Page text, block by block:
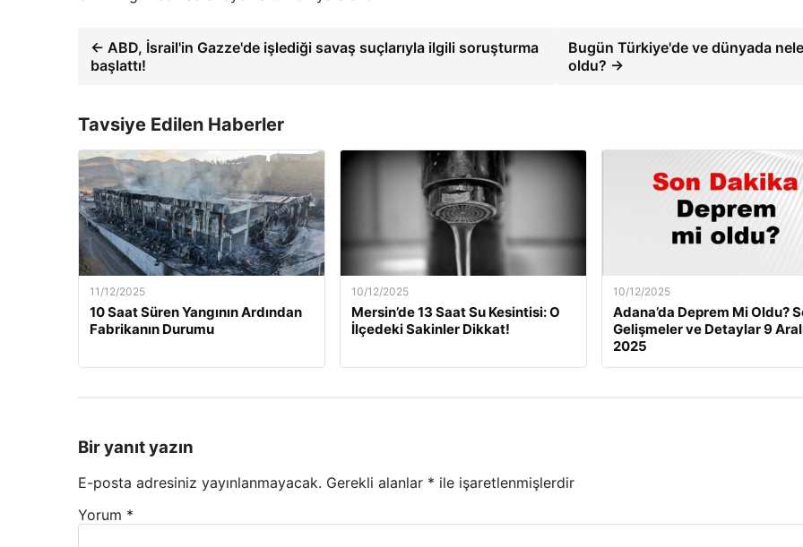
← ABD, İsrail'in Gazze'de işlediği savaş suçlarıyla ilgili soruşturma
başlattı!
Bugün Türkiye'de ve dünyada
oldu? →
Tavsiye Edilen Haberler
11/12/2025
10 Saat Süren Yangının Ardından
Fabrikanın Durumu
10/12/2025
Mersin’de 13 Saat Su Kesintisi: O
İlçedeki Sakinler Dikkat!
10/12/2025
Adana’da Deprem Mi Oldu?
Gelişmeler ve Detaylar 9
2025
Bir yanıt yazın
E-posta adresiniz yayınlanmayacak. Gerekli alanlar * ile işaretlenmişlerdir
Yorum *